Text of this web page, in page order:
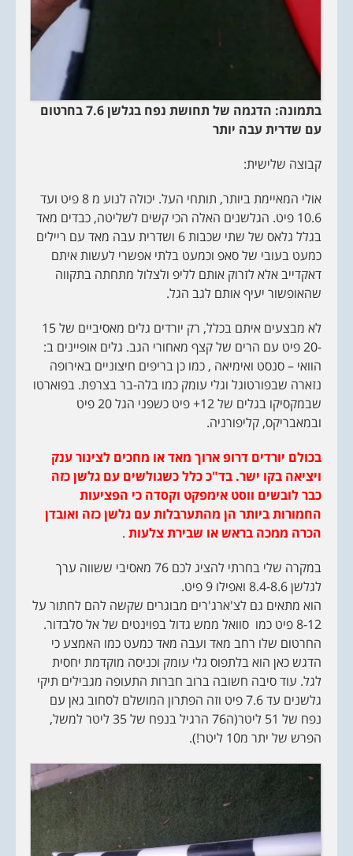
בתמונה: הדגמה של תחושת נפח בגלשן 7.6 בחרטום
עם שדרית עבה יותר
קבוצה שלישית:
אולי המאיימת ביותר, תותחי העל. יכולה לנוע מ 8 פיט ועד
10.6 פיט. הגלשנים האלה הכי קשים לשליטה, כבדים מאד
בגלל גלאס של שתי שכבות 6 ושדרית עבה מאד עם ריילים
כמעט בעובי של סאפ וכמעט בלתי אפשרי לעשות איתם
דאקדייב אלא לזרוק אותם לליפ ולצלול מתחתה בתקווה
שהאופשור יעיף אותם לגב הגל.
לא מבצעים איתם בכלל, רק יורדים גלים מאסיביים של 15
-20 פיט עם הרים של קצף מאחורי הגב. גלים אופיינים ב:
הוואי – סנסט ואימיאה , כמו כן בריפים חיצוניים באירופה
נזארה שבפורטוגל וגלי עומק כמו בלה-בר בצרפת. בפוארטו
שבמקסיקו בגלים של 12+ פיט כשפני הגל 20 פיט
ובמאבריקס, קליפורניה.
בכולם יורדים דרופ ארוך מאד או מחכים לצינור ענק
ויציאה בקו ישר. בד"כ כלל כשגולשים עם גלשן כזה
כבר לובשים ווסט אימפקט וקסדה כי הפציעות
החמורות ביותר הן מהתערבלות עם גלשן כזה ואובדן
הכרה ממכה בראש או שבירת צלעות .
במקרה שלי בחרתי להציג לכם 76 מאסיבי ששווה ערך
לגלשן 8.4-8.6 ואפילו 9 פיט.
הוא מתאים גם לצ'ארג'רים מבוגרים שקשה להם לחתור על
8-12 פיט כמו סוואל ממש גדול בפוינטים של אל סלבדור.
החרטום שלו רחב מאד ועבה מאד כמעט כמו האמצע כי
הדגש כאן הוא בלתפוס גלי עומק וכניסה מוקדמת יחסית
לגל. עוד סיבה חשובה ברוב חברות התעופה מגבילים תיקי
גלשנים עד 7.6 פיט וזה הפתרון המושלם לסחוב גאן עם
נפח של 51 ליטר(ה76 הרגיל בנפח של 35 ליטר למשל,
הפרש של יתר מ10 ליטר!).